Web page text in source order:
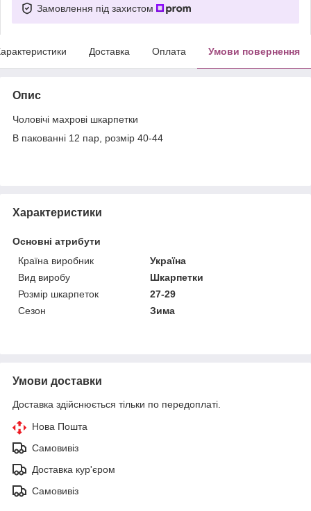
Замовлення під захистом
Доставка Оплата Умови повернення
Опис
Чоловічі махрові шкарпетки
В пакованні 12 пар, розмір 40-44
Характеристики
Основні атрибути
Країна виробник
Україна
Вид виробу
Шкарпетки
Розмір шкарпеток
27-29
Сезон
Зима
Умови доставки
Доставка здійснюється тільки по передоплаті.
Нова Пошта
Самовивіз
Доставка кур'єром
Самовивіз